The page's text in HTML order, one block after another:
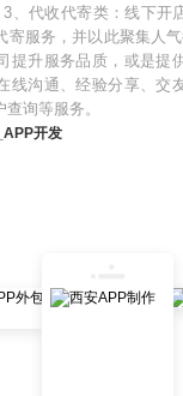
、代收代寄类：线下开
寄服务，并以此聚集人
提升服务品质，或是提
线沟通、经验分享、交
询等服务。
开发